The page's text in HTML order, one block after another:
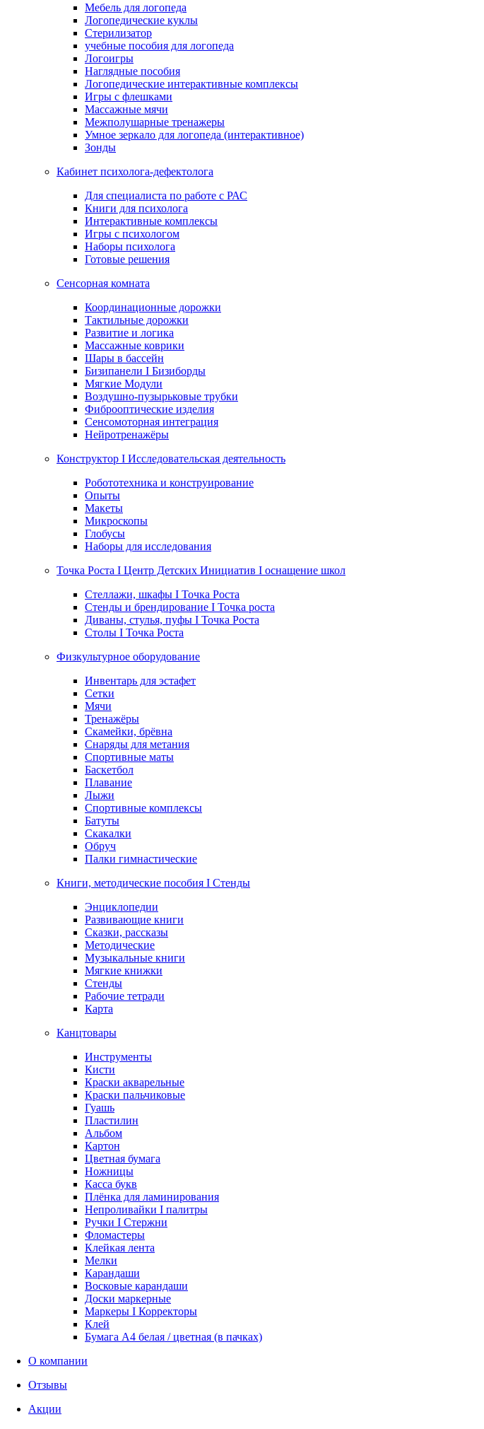
Мебель для логопеда
Логопедические куклы
Стерилизатор
учебные пособия для логопеда
Логоигры
Наглядные пособия
Логопедические интерактивные комплексы
Игры с флешками
Массажные мячи
Межполушарные тренажеры
Умное зеркало для логопеда (интерактивное)
Зонды
Кабинет психолога-дефектолога
Для специалиста по работе с РАС
Книги для психолога
Интерактивные комплексы
Игры с психологом
Наборы психолога
Готовые решения
Сенсорная комната
Координационные дорожки
Тактильные дорожки
Развитие и логика
Массажные коврики
Шары в бассейн
Бизипанели I Бизиборды
Мягкие Модули
Воздушно-пузырьковые трубки
Фиброоптические изделия
Сенсомоторная интеграция
Нейротренажёры
Конструктор I Исследовательская деятельность
Робототехника и конструирование
Опыты
Макеты
Микроскопы
Глобусы
Наборы для исследования
Точка Роста I Центр Детских Инициатив I оснащение школ
Стеллажи, шкафы I Точка Роста
Стенды и брендирование I Точка роста
Диваны, стулья, пуфы I Точка Роста
Столы I Точка Роста
Физкультурное оборудование
Инвентарь для эстафет
Сетки
Мячи
Тренажёры
Скамейки, брёвна
Снаряды для метания
Спортивные маты
Баскетбол
Плавание
Лыжи
Спортивные комплексы
Батуты
Скакалки
Обруч
Палки гимнастические
Книги, методические пособия I Стенды
Энциклопедии
Развивающие книги
Сказки, рассказы
Методические
Музыкальные книги
Мягкие книжки
Стенды
Рабочие тетради
Карта
Канцтовары
Инструменты
Кисти
Краски акварельные
Краски пальчиковые
Гуашь
Пластилин
Альбом
Картон
Цветная бумага
Ножницы
Касса букв
Плёнка для ламинирования
Непроливайки I палитры
Ручки I Стержни
Фломастеры
Клейкая лента
Мелки
Карандаши
Восковые карандаши
Доски маркерные
Маркеры I Корректоры
Клей
Бумага А4 белая / цветная (в пачках)
О компании
Отзывы
Акции